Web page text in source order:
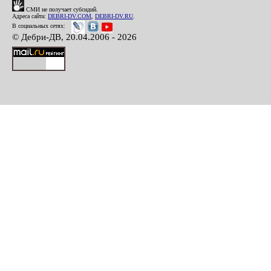
СМИ не получает субсидий.
Адреса сайта: DEBRI-DV.COM DEBRI-DV.RU
В социальных сетях:
© Дебри-ДВ, 20.04.2006 - 2026